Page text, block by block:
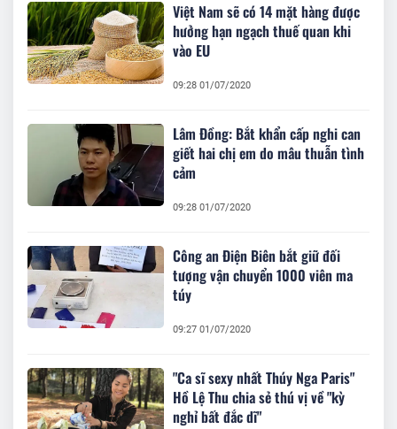
Việt Nam sẽ có 14 mặt hàng được
hưởng hạn ngạch thuế quan khi
vào EU
09:28 01/07/2020
Lâm Đồng: Bắt khẩn cấp nghi can
giết hai chị em do mâu thuẫn tình
cảm
09:28 01/07/2020
Công an Điện Biên bắt giữ đối
tượng vận chuyển 1000 viên ma
túy
09:27 01/07/2020
"Ca sĩ sexy nhất Thúy Nga Paris"
Hồ Lệ Thu chia sẻ thú vị về "kỳ
nghỉ bất đắc dĩ"